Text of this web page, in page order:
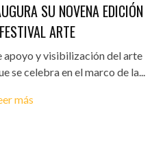
SU NOVENA EDICIÓN
ARTE
apoyo y visibilización del arte
se celebra en el marco de la...
más